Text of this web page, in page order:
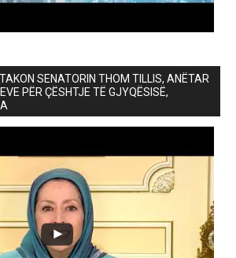
SENATORIN THOM TILLIS, ANËTAR
PËR ÇËSHTJE TË GJYQËSISË,